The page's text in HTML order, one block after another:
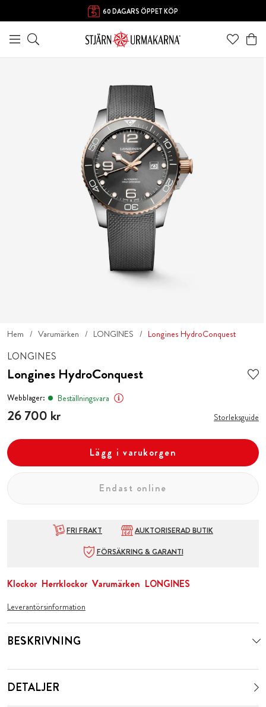
60 DAGARS ÖPPET KÖP
Hem Varumärken LONGINES Longines HydroConquest
LONGINES
Longines HydroConquest
Webblager: Beställningsvara
Pris :26 700 kr
26 700 kr Storleksguide
Lägg i varukorgen
Endast online
FRI FRAKT
AUKTORISERAD BUTIK
FÖRSÄKRING & GARANTI
Klockor Herrklockor Varumärken LONGINES
Leverantörsinformation
BESKRIVNING
DETALJER